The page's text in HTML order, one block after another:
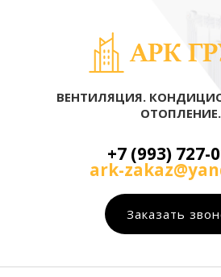
ВЕНТИЛЯЦИЯ.
ОТОПЛЕНИЕ.
+7 (993) 727-
ark-
Заказать